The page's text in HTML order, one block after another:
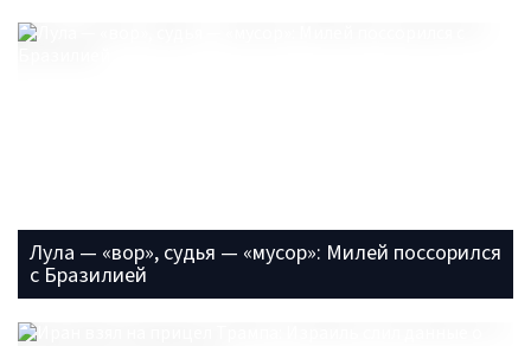
Лула — «вор», судья — «мусор»: Милей поссорился
с Бразилией